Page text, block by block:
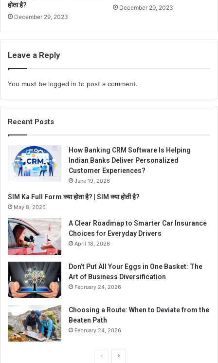
होता है?
December 29, 2023
December 29, 2023
Leave a Reply
You must be logged in to post a comment.
Recent Posts
How Banking CRM Software Is Helping
Indian Banks Deliver Personalized
Customer Experiences?
June 19, 2026
SIM Ka Full Form क्या होता है? | SIM क्या होती है?
May 8, 2026
A Clear Roadmap to Smarter Car Insurance
Choices for Everyday Drivers
April 18, 2026
Don’t Put All Your Eggs in One Basket: The
Art of Business Diversification
February 24, 2026
Choosing a Route: When to Deviate from the
Beaten Path
February 24, 2026
PreviousNext